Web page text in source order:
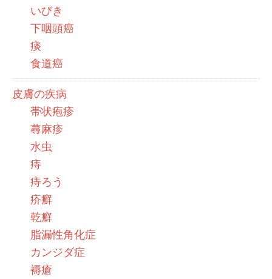
いびき
下咽頭癌
痰
食道癌
皮膚の疾病
帯状疱疹
蕁麻疹
水虫
痔
痔ろう
疥癬
乾癬
脂漏性角化症
カンジダ症
褥瘡